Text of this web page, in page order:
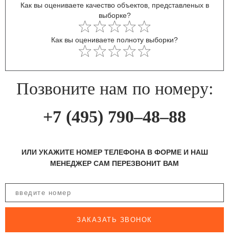
Как вы оцениваете качество объектов, представленых в
выборке?
Как вы оцениваете полноту выборки?
Позвоните нам по номеру:
+7 (495) 790–48–88
ИЛИ УКАЖИТЕ НОМЕР ТЕЛЕФОНА В ФОРМЕ И НАШ
МЕНЕДЖЕР САМ ПЕРЕЗВОНИТ ВАМ
ЗАКАЗАТЬ ЗВОНОК